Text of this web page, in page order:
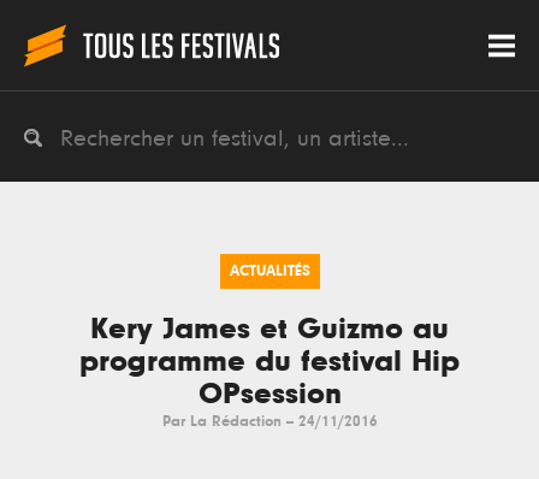
ACTUALITÉS
Kery James et Guizmo au
programme du festival Hip
OPsession
Par La Rédaction -- 24/11/2016